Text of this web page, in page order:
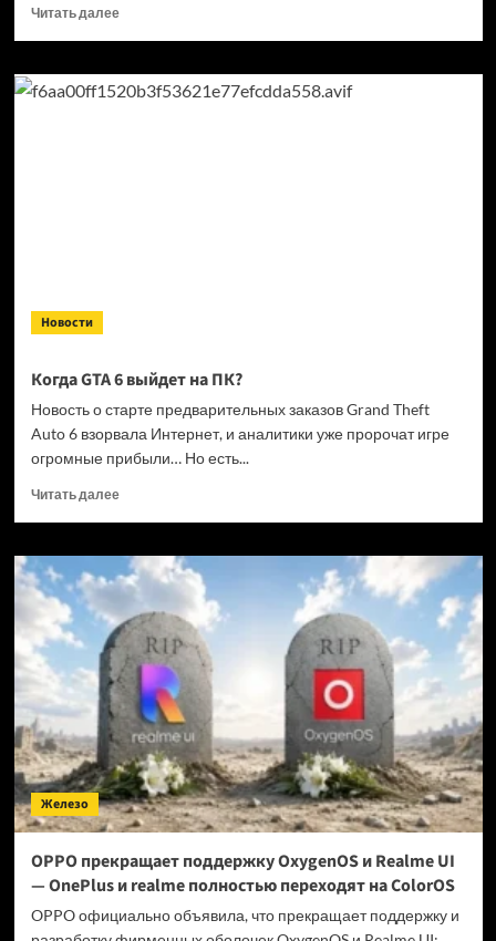
Читать далееПрочитать
Кандидат
в президенты
Новости
Когда GTA 6 выйдет на ПК?
Новость о старте предварительных заказов Grand Theft
Auto 6 взорвала Интернет, и аналитики уже пророчат игре
огромные прибыли… Но есть...
Читать далееПрочитать
Когда
GTA
на ПК?
Железо
OPPO прекращает поддержку OxygenOS и Realme UI
— OnePlus и realme полностью переходят на ColorOS
OPPO официально объявила, что прекращает поддержку и